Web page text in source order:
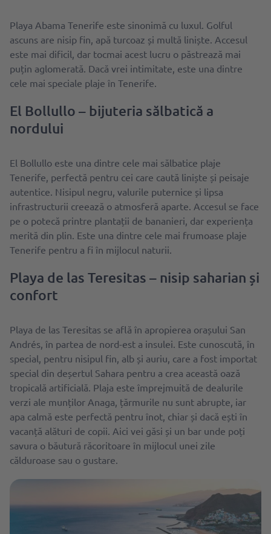
Playa Abama Tenerife este sinonimă cu luxul. Golful
ascuns are nisip fin, apă turcoaz și multă liniște. Accesul
este mai dificil, dar tocmai acest lucru o păstrează mai
puțin aglomerată. Dacă vrei intimitate, este una dintre
cele mai speciale plaje în Tenerife.
El Bollullo – bijuteria sălbatică a
nordului
El Bollullo este una dintre cele mai sălbatice plaje
Tenerife, perfectă pentru cei care caută liniște și peisaje
autentice. Nisipul negru, valurile puternice și lipsa
infrastructurii creează o atmosferă aparte. Accesul se face
pe o potecă printre plantații de bananieri, dar experiența
merită din plin. Este una dintre cele mai frumoase plaje
Tenerife pentru a fi în mijlocul naturii.
Playa de las Teresitas – nisip saharian și
confort
Playa de las Teresitas se află în apropierea orașului San
Andrés, în partea de nord-est a insulei. Este cunoscută, în
special, pentru nisipul fin, alb și auriu, care a fost importat
special din deșertul Sahara pentru a crea această oază
tropicală artificială. Plaja este împrejmuită de dealurile
verzi ale munților Anaga, țărmurile nu sunt abrupte, iar
apa calmă este perfectă pentru înot, chiar și dacă ești în
vacanță alături de copii. Aici vei găsi și un bar unde poți
savura o băutură răcoritoare în mijlocul unei zile
călduroase sau o gustare.